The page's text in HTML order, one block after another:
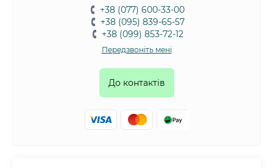
+38 (077) 600-33-00
+38 (095) 839-65-57
+38 (099) 853-72-12
Передзвоніть мені
До контактів